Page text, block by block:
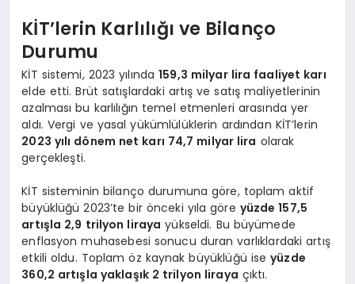
KİT’lerin Karlılığı ve Bilanço
Durumu
KİT sistemi, 2023 yılında159,3 milyar lira faaliyet karı
elde etti. Brüt satışlardaki artış ve satış maliyetlerinin
azalması bu karlılığın temel etmenleri arasında yer
aldı. Vergi ve yasal yükümlülüklerin ardından KİT’lerin
2023 yılı dönem net karı 74,7 milyar lira olarak
gerçekleşti.
KİT sisteminin bilanço durumuna göre, toplam aktif
büyüklüğü 2023’te bir önceki yıla göre yüzde 157,5
artışla 2,9 trilyon liraya yükseldi. Bu büyümede
enflasyon muhasebesi sonucu duran varlıklardaki artış
etkili oldu. Toplam öz kaynak büyüklüğü iseyüzde
360,2 artışla yaklaşık 2 trilyon liraya çıktı.